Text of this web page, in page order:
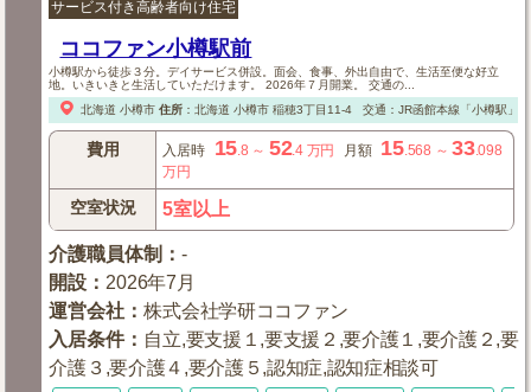
サービス付き高齢者向け住宅
ココファン小樽駅前
小樽駅から徒歩３分。デイサービス併設。面会、食事、外出自由で、生活至便な好立
地。いきいきと生活していただけます。 2026年７月開業。 交通の...
北海道 小樽市 住所： 北海道 小樽市稲穂3丁目11-4 交通：JR函館本線「小樽駅」
費用 入居時 15 .8 ～ 52.4 万円 月額 15.568 ～33.098
万円
空室状況 5室以上
介護職員体制 ：-
開設 ：2026年7月
運営会社 ：株式会社学研ココファン
入居条件： 自立,要支援１,要支援２,要介護１,要介護２,要
介護３,要介護４,要介護５,認知症,認知症相談可